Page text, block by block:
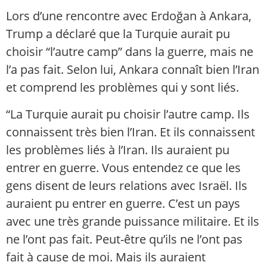
Lors d’une rencontre avec Erdoğan à Ankara,
Trump a déclaré que la Turquie aurait pu
choisir “l’autre camp” dans la guerre, mais ne
l’a pas fait. Selon lui, Ankara connaît bien l’Iran
et comprend les problèmes qui y sont liés.
“La Turquie aurait pu choisir l’autre camp. Ils
connaissent très bien l’Iran. Et ils connaissent
les problèmes liés à l’Iran. Ils auraient pu
entrer en guerre. Vous entendez ce que les
gens disent de leurs relations avec Israël. Ils
auraient pu entrer en guerre. C’est un pays
avec une très grande puissance militaire. Et ils
ne l’ont pas fait. Peut-être qu’ils ne l’ont pas
fait à cause de moi. Mais ils auraient